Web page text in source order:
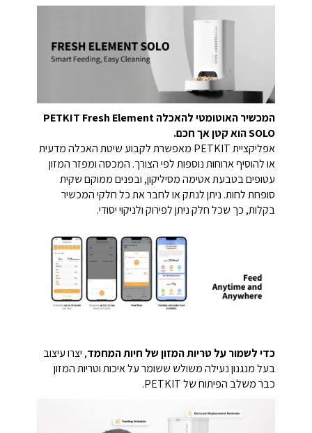
המכשיר האוטומטי להאכלה PETKIT Fresh Element
SOLO הוא קטן אך חכם.
אפליקציית PETKIT מאפשרת לקבוע שיטת האכלה מדעית
או להוסיף ארוחות נוספות לפי הצורך. המכסה ומפזר המזון
עטופים בטבעת אטימה מסיליקון, ובפנים ממוקם שקית
סופחת לחות. ניתן לנתק או לחבר את כל חלקי המכשיר
בקלות, כך שכל חלק ניתן לפירוק ולניקוי יסודי.
כדי לשמור על טריות המזון של חיות המחמד, יצרו עיצוב
בעל מנגנון נעילה משולש ששומר על איכות וטריות המזון
כבר משלב הפיתוח של PETKIT.